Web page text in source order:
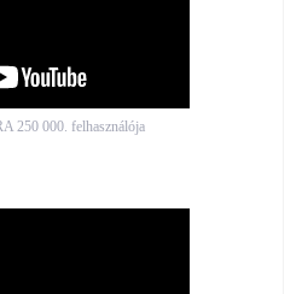
250 000. felhasználója